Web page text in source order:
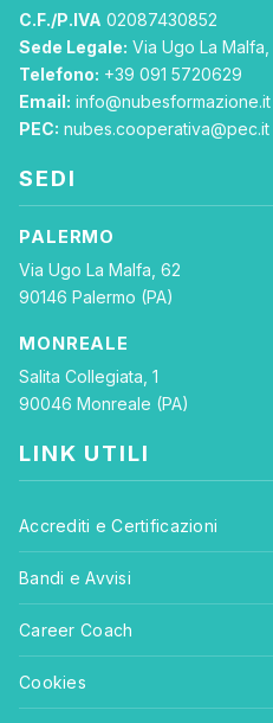
C.F./P.IVA 02087430852
Sede Legale: Via Ugo La
Telefono: +39 091 5720629
Email: info@nubesformazione.it
PEC: nubes.cooperativa@pec.it
SEDI
PALERMO
Via Ugo La Malfa, 62
90146 Palermo (PA)
MONREALE
Salita Collegiata, 1
90046 Monreale (PA)
LINK UTILI
Accrediti e Certificazioni
Bandi e Avvisi
Career Coach
Cookies